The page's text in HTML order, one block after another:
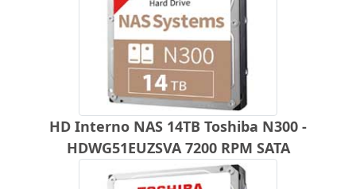
HD Interno NAS 14TB Toshiba N300 -
HDWG51EUZSVA 7200 RPM SATA